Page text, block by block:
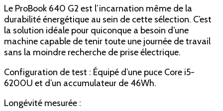
Le ProBook 640 G2 est l’incarnation même de la
durabilité énergétique au sein de cette sélection. C’est
la solution idéale pour quiconque a besoin d’une
machine capable de tenir toute une journée de travail
sans la moindre recherche de prise électrique.
Configuration de test : Équipé d’une puce Core i5-
6200U et d’un accumulateur de 46Wh.
Longévité mesurée :